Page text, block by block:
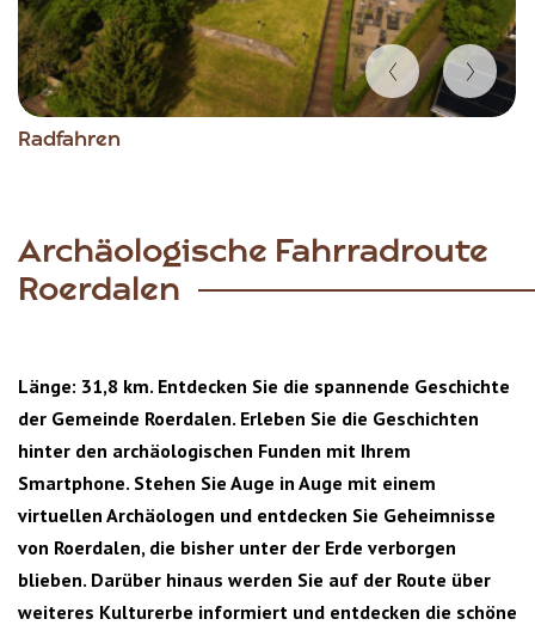
Radfahren
Item
Archäologische Fahrradroute
Roerdalen
Länge: 31,8 km. Entdecken Sie die spannende Geschichte
der Gemeinde Roerdalen. Erleben Sie die Geschichten
hinter den archäologischen Funden mit Ihrem
Smartphone. Stehen Sie Auge in Auge mit einem
virtuellen Archäologen und entdecken Sie Geheimnisse
von Roerdalen, die bisher unter der Erde verborgen
blieben. Darüber hinaus werden Sie auf der Route über
weiteres Kulturerbe informiert und entdecken die schöne